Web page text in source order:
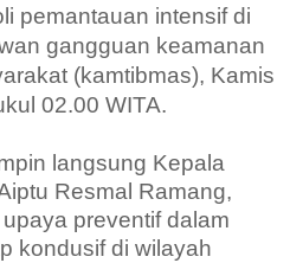
pemantauan intensif di
gangguan keamanan
(kamtibmas), Kamis
02.00 WITA.
langsung Kepala
Resmal Ramang,
preventif dalam
kondusif di wilayah